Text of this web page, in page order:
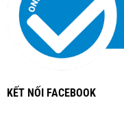
KẾT NỐI FACEBOOK